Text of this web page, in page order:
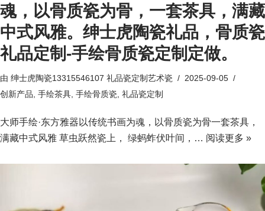
魂，以骨质瓷为骨，一套茶具，满藏
中式风雅。绅士虎陶瓷礼品，骨质瓷
礼品定制-手绘骨质瓷定制定做。
由 绅士虎陶瓷13315546107 礼品瓷定制艺术瓷
2025-09-05
创新产品, 手绘茶具, 手绘骨质瓷, 礼品瓷定制
大师手绘·东方雅器以传统书画为魂，以骨质瓷为骨一套茶具，
满藏中式风雅 草虫跃然瓷上， 绿蚂蚱伏叶间，… 阅读更多 »